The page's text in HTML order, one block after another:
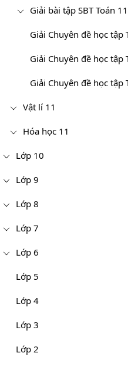
Giải bài tập SBT Toán
Giải Chuyên đề học
Giải Chuyên đề học tập
Giải Chuyên đề học tập
Vật lí 11
Hóa học 11
Lớp 10
Lớp 9
Lớp 8
Lớp 7
Lớp 6
Lớp 5
Lớp 4
Lớp 3
Lớp 2